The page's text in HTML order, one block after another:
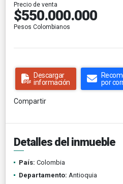
Precio de venta
$550.000.000
Pesos Colombianos
Descargar
información
por
Compartir
Detalles del inmueble
País: Colombia
Departamento: Antioquia